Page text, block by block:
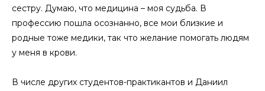
сестру. Думаю, что медицина – моя судьба. В
профессию пошла осознанно, все мои близкие и
родные тоже медики, так что желание помогать людям
у меня в крови.
В числе других студентов-практикантов и Даниил